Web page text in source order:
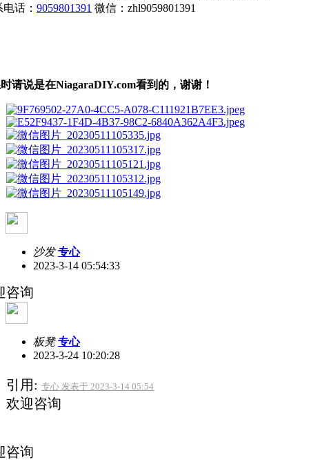
话： 9059801391 微信：zhl9059801391
请说是在NiagaraDIY.com看到的，谢谢！
沙发 专心
2023-3-14 05:54:33
咨询
板凳 专心
2023-3-24 10:20:28
引用: 专心 发表于 2023-3-14 05:54
欢迎咨询
咨询